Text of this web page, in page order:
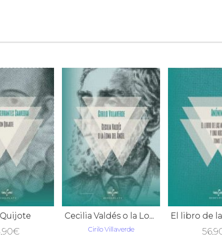
€
Cecilia Valdés o la Loma del Ángel
Cirilo Villaverde